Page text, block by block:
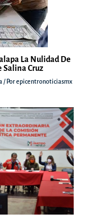
La Nulidad De
Salina Cruz
/ Porepicentronoticiasmx